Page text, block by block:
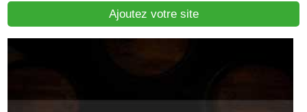
Ajoutez votre site